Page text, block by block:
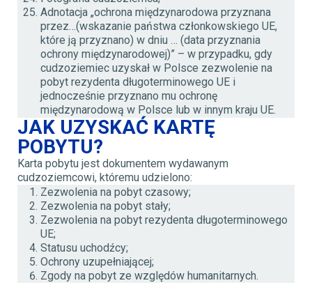
Adnotacja „ochrona międzynarodowa przyznana
przez…(wskazanie państwa członkowskiego UE,
które ją przyznano) w dniu … (data przyznania
ochrony międzynarodowej)” – w przypadku, gdy
cudzoziemiec uzyskał w Polsce zezwolenie na
pobyt rezydenta długoterminowego UE i
jednocześnie przyznano mu ochronę
międzynarodową w Polsce lub w innym kraju UE.
JAK UZYSKAĆ KARTĘ
POBYTU?
Karta pobytu jest dokumentem wydawanym
cudzoziemcowi, któremu udzielono:
Zezwolenia na pobyt czasowy;
Zezwolenia na pobyt stały;
Zezwolenia na pobyt rezydenta długoterminowego
UE;
Statusu uchodźcy;
Ochrony uzupełniającej;
Zgody na pobyt ze względów humanitarnych.